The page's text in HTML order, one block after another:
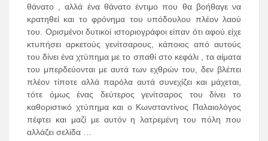
θάνατο , αλλά ένα θάνατο έντιμο που θα βοήθαγε να
κρατηθεί και το φρόνημα του υπόδουλου πλέον λαού
του. Ορισμένοι δυτικοί ιστοριογράφοι είπαν ότι αφού είχε
κτυπήσει αρκετούς γενίτσαρους, κάποιος από αυτούς
του δίνει ένα χτύπημα με το σπαθί στο κεφάλι , τα αίματα
του μπερδεύονται με αυτά των εχθρών του, δεν βλέπει
πλέον τίποτε αλλά παρόλα αυτά συνεχίζει και μάχεται,
τότε όμως ένας δεύτερος γενίτσαρος του δίνει το
καθοριστικό χτύπημα και ο Κωνσταντίνος Παλαιολόγος
πέφτει και μαζί με αυτόν η λατρεμένη του πόλη που
αλλάζει σελίδα …